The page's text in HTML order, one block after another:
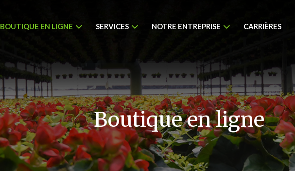
BOUTIQUE EN LIGNE SERVICES NOTRE ENTREPRISE CARRIÈRES
Boutique en ligne